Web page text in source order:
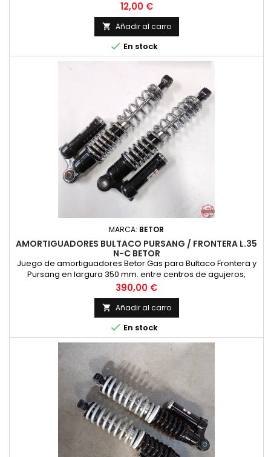
y diametro 0.8 mm.
Precio
12,00 €
 Añadir al carro
 En stock
MARCA: BETOR
AMORTIGUADORES BULTACO PURSANG / FRONTERA L.35
N-C BETOR
Juego de amortiguadores Betor Gas para Bultaco Frontera y
Pursang en largura 350 mm. entre centros de agujeros,
acabado con cuerpo negro y un solo muelle cromado,
precio por pareja de amortiguadores.
Precio
390,00 €
 Añadir al carro
 En stock